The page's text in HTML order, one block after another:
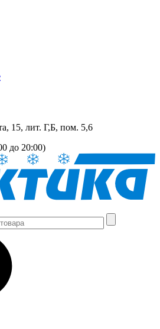
15, лит. Г,Б, пом. 5,6
до 20:00)